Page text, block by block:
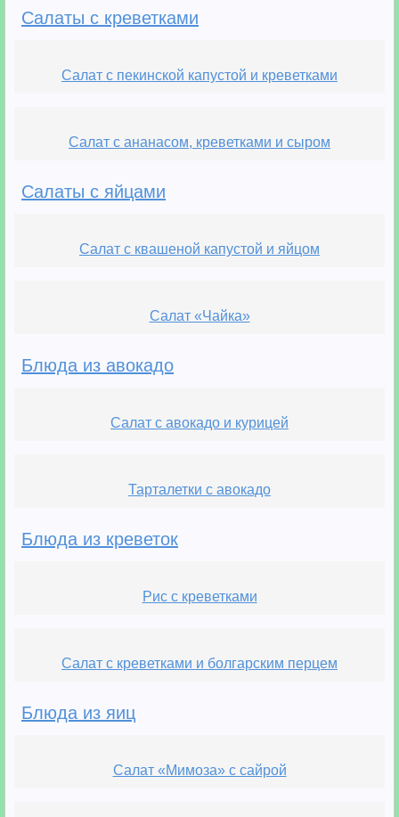
Салаты с креветками
Салат с пекинской капустой и креветками
Салат с ананасом, креветками и сыром
Салаты с яйцами
Салат с квашеной капустой и яйцом
Салат «Чайка»
Блюда из авокадо
Салат с авокадо и курицей
Тарталетки с авокадо
Блюда из креветок
Рис с креветками
Салат с креветками и болгарским перцем
Блюда из яиц
Салат «Мимоза» с сайрой